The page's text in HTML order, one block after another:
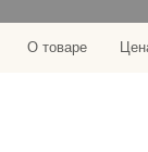
О товаре